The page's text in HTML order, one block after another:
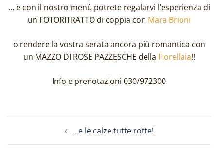
… e con il nostro menù potrete regalarvi l’esperienza di
un FOTORITRATTO di coppia con Mara Brioni
o rendere la vostra serata ancora più romantica con
un MAZZO DI ROSE PAZZESCHE della Fiorellaia!!
Info e prenotazioni 030/972300
…e le calze tutte rotte!